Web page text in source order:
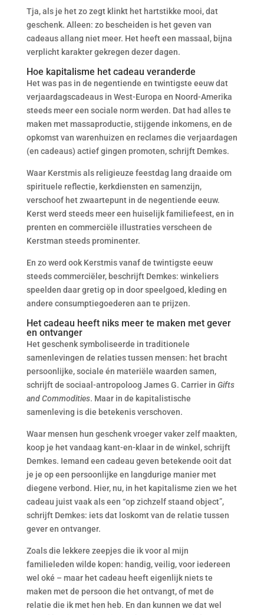
Tja, als je het zo zegt klinkt het hartstikke mooi, dat
geschenk. Alleen: zo bescheiden is het geven van
cadeaus allang niet meer. Het heeft een massaal, bijna
verplicht karakter gekregen dezer dagen.
Hoe kapitalisme het cadeau veranderde
Het was pas in de negentiende en twintigste eeuw dat
verjaardagscadeaus in West-Europa en Noord-Amerika
steeds meer een sociale norm werden. Dat had alles te
maken met massaproductie, stijgende inkomens, en de
opkomst van warenhuizen en reclames die verjaardagen
(en cadeaus) actief gingen promoten, schrijft Demkes.
Waar Kerstmis als religieuze feestdag lang draaide om
spirituele reflectie, kerkdiensten en samenzijn,
verschoof het zwaartepunt in de negentiende eeuw.
Kerst werd steeds meer een huiselijk familiefeest, en in
prenten en commerciële illustraties verscheen de
Kerstman steeds prominenter.
En zo werd ook Kerstmis vanaf de twintigste eeuw
steeds commerciëler, beschrijft Demkes: winkeliers
speelden daar gretig op in door speelgoed, kleding en
andere consumptiegoederen aan te prijzen.
Het cadeau heeft niks meer te maken met gever
en ontvanger
Het geschenk symboliseerde in traditionele
samenlevingen de relaties tussen mensen: het bracht
persoonlijke, sociale én materiële waarden samen,
schrijft de sociaal-antropoloog James G. Carrier in Gifts
and Commodities. Maar in de kapitalistische
samenleving is die betekenis verschoven.
Waar mensen hun geschenk vroeger vaker zelf maakten,
koop je het vandaag kant-en-klaar in de winkel, schrijft
Demkes. Iemand een cadeau geven betekende ooit dat
je je op een persoonlijke en langdurige manier met
diegene verbond. Hier, nu, in het kapitalisme zien we het
cadeau juist vaak als een “op zichzelf staand object”,
schrijft Demkes: iets dat loskomt van de relatie tussen
gever en ontvanger.
Zoals die lekkere zeepjes die ik voor al mijn
familieleden wilde kopen: handig, veilig, voor iedereen
wel oké – maar het cadeau heeft eigenlijk niets te
maken met de persoon die het ontvangt, of met de
relatie die ik met hen heb. En dan kunnen we dat wel